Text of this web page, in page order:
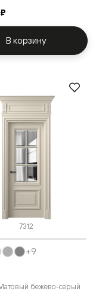
В корзину
7312
бежево-серый
+9